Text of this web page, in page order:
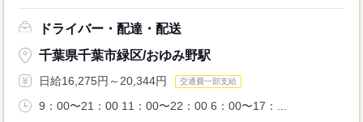
ドライバー・配達・配送
千葉県千葉市緑区/おゆみ野駅
日給16,275円～20,344円 交通費一部支給
9：00〜21：00 11：00〜22：00 6：00〜17：...